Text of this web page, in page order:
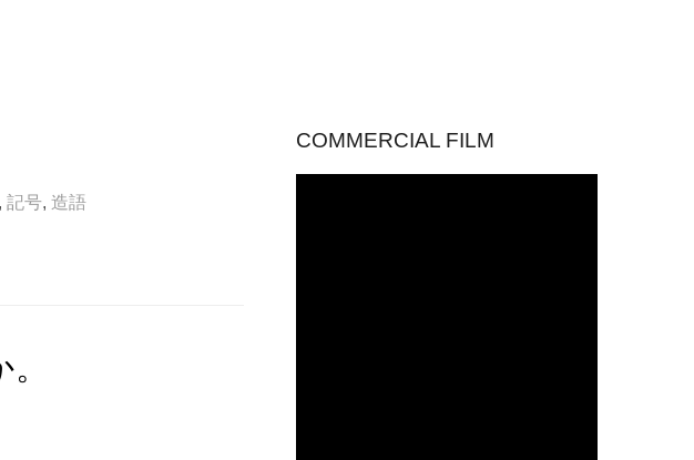
, 記号, 造語
COMMERCIAL FILM